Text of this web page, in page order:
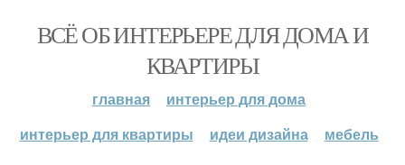
ВСЁ ОБ ИНТЕРЬЕРЕ ДЛЯ ДОМА И
КВАРТИРЫ
главная
интерьер для дома
интерьер для квартиры
идеи дизайна мебель